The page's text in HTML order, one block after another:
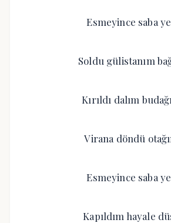
Esmeyince saba
Soldu gülistanım
Kırıldı dalım
Virana döndü
Esmeyince saba
Kapıldım hayale